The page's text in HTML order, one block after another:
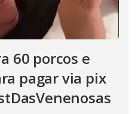
60 porcos e
pagar via pix